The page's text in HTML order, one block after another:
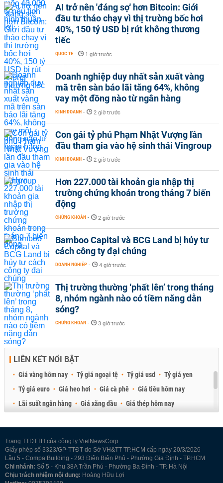
AI trở nên 'đáng sợ' hơn Bitcoin: Giới
đầu tư tháo chạy vì thị trường bốc hơi
40%, 150 tỷ USD bị rút không thương
tiếc
QUỐC TẾ - 1 giờ trước
Doanh nghiệp duy nhất sản xuất vàng
mã trên sàn báo lãi tăng 64%, không
vay một đồng nào từ ngân hàng
KINH DOANH - 2 giờ trước
Con gái tỷ phú Phạm Nhật Vượng lần
đầu tham gia vào hệ sinh thái Vingroup
KINH DOANH - 2 giờ trước
Hơn 227.000 tài khoản gia nhập thị
trường chứng khoán trong tháng 7 biến
động
CHỨNG KHOÁN - 2 giờ trước
Bamboo Capital và BCG Land bị hủy tư
cách công ty đại chúng
DOANH NGHIỆP - 4 giờ trước
Thị trường thường ‘phất lên’ trong tháng
8, nhóm ngành nào có tiềm năng dẫn
sóng?
CHỨNG KHOÁN - 3 giờ trước
LIÊN KẾT NỔI BẬT
Giá vàng hôm nay Tỷ giá ngoại tệ Tỷ giá usd
Tỷ giá yen
Tỷ giá euro
Giá heo hơi Giá cà phê
Giá tiêu hôm nay
Lãi suất ngân hàng
Giá xăng dầu
Giá thép hôm nay
Trang TTĐTTH của công ty VietNewsCorp
Giấy phép số 3323/GP-TTĐT do Sở VH&TT TP.HCM cấp ngày 20/3/2026
Lầu 5 - Compa Building - 293 Điện Biên Phủ - Phường Gia Định - TP.HCM
Chi nhánh: Số 5 - Khu 38A Trần Phú - Phường Ba Đình - TP. Hà Nội
Chịu trách nhiệm nội dung: Hoàng Hữu Lợi